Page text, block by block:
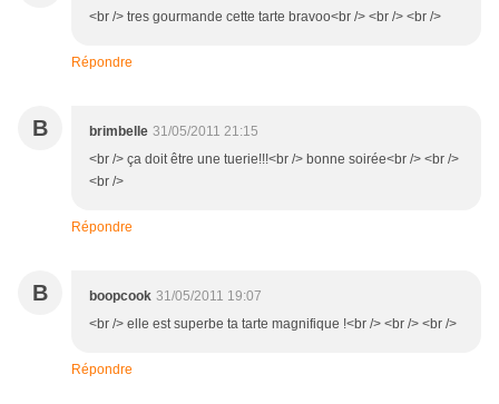
<br /> tres gourmande cette tarte bravoo<br /> <br /> <br />
Répondre
B brimbelle 31/05/2011 21:15
<br /> ça doit être une tuerie!!!<br /> bonne soirée<br /> <br />
<br />
Répondre
B boopcook 31/05/2011 19:07
<br /> elle est superbe ta tarte magnifique !<br /> <br /> <br />
Répondre